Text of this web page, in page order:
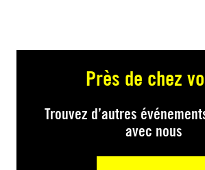
Près de chez
Trouvez d’autres
avec nous